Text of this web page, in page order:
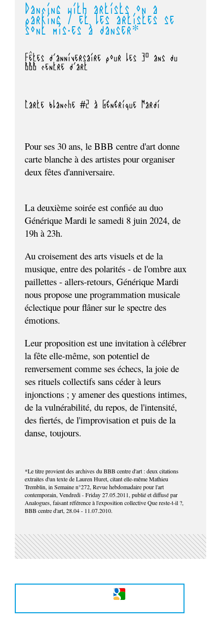
Dancing with artists on a
parking / et les artistes se
sont mis·es à danser*
Fêtes d'anniversaire pour les 30 ans du
BBB centre d'art
Carte blanche #2 à Générique Mardi
Pour ses 30 ans, le BBB centre d'art donne
carte blanche à des artistes pour organiser
deux fêtes d'anniversaire.
La deuxième soirée est confiée au duo
Générique Mardi le samedi 8 juin 2024, de
19h à 23h.
Au croisement des arts visuels et de la
musique, entre des polarités - de l'ombre aux
paillettes - allers-retours, Générique Mardi
nous propose une programmation musicale
éclectique pour flâner sur le spectre des
émotions.
Leur proposition est une invitation à célébrer
la fête elle-même, son potentiel de
renversement comme ses échecs, la joie de
ses rituels collectifs sans céder à leurs
injonctions ; y amener des questions intimes,
de la vulnérabilité, du repos, de l'intensité,
des fiertés, de l'improvisation et puis de la
danse, toujours.
*Le titre provient des archives du BBB centre d'art : deux citations
extraites d'un texte de Lauren Huret, citant elle-même Mathieu
Tremblin, in Semaine n°272, Revue hebdomadaire pour l'art
contemporain, Vendredi - Friday 27.05.2011, publié et diffusé par
Analogues, faisant référence à l'exposition collective Que reste-t-il ?,
BBB centre d'art, 28.04 - 11.07.2010.